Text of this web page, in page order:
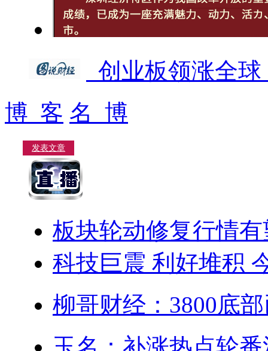
创业板领涨全球
博 客 名 博
发表文章
板块轮动修复行情
科技巨震 利好堆积
柳哥财经：3800底